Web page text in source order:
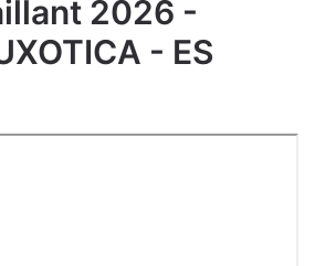
2026 -
- ES